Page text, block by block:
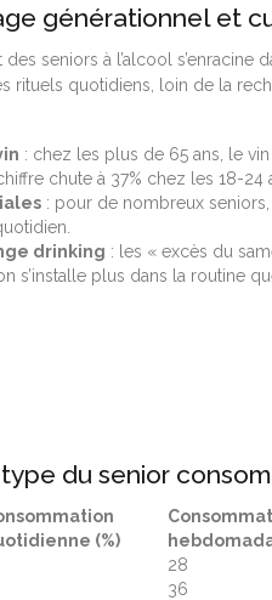
générationnel et
des seniors à l’alcool
rituels quotidiens, loin de la
: chez les plus de 65 ans, le
chute à 37% chez les 18-24
: pour de nombreux
drinking : les « excès du
s’installe plus dans la routine
du senior
(%)
28
36